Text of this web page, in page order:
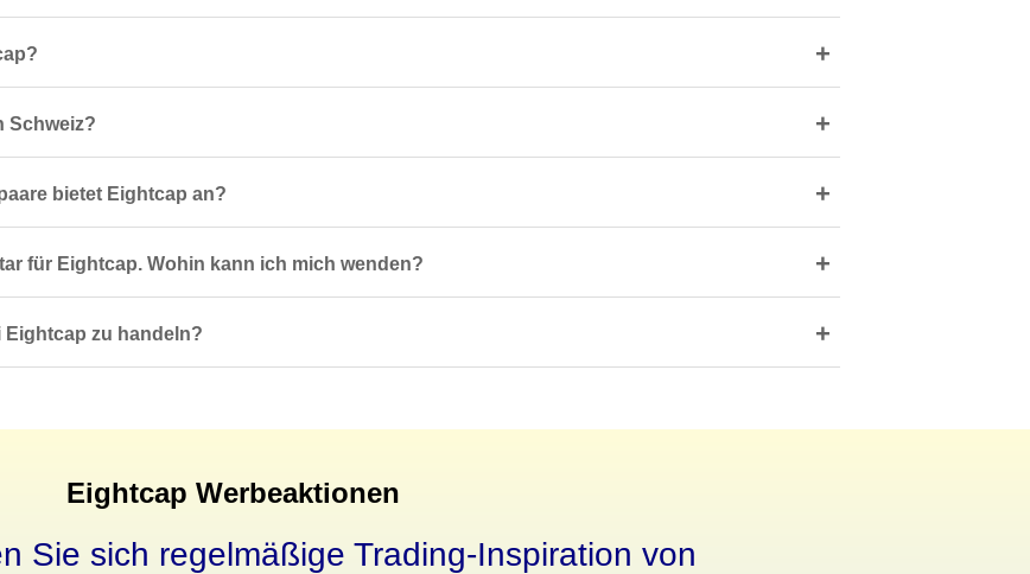
+
Schweiz? +
bietet Eightcap an? +
für Eightcap. Wohin kann ich mich wenden? +
Eightcap zu handeln? +
Eightcap Werbeaktionen
Sie sich regelmäßige Trading-Inspiration von